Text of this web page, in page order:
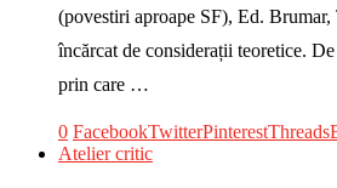
(povestiri aproape SF), Ed.
încărcat de considerații teoretice.
prin care …
0 FacebookTwitterPinterestThreads
Atelier critic